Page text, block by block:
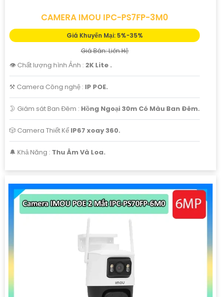
CAMERA IMOU IPC-PS7FP-3M0
Giá Khuyến Mại: 5%-35%
Giá Bán: Liên Hệ
👁 Chất lượng hình Ảnh : 2K Lite .
⚒ Camera Công nghệ : IP POE.
🌛 Giám sát Ban Đêm : Hồng Ngoại 30m Có Màu Ban Ðêm.
🎲 Camera Thiết Kế IP67 xoay 360.
️🔔 Khả Năng : Thu Âm Và Loa.